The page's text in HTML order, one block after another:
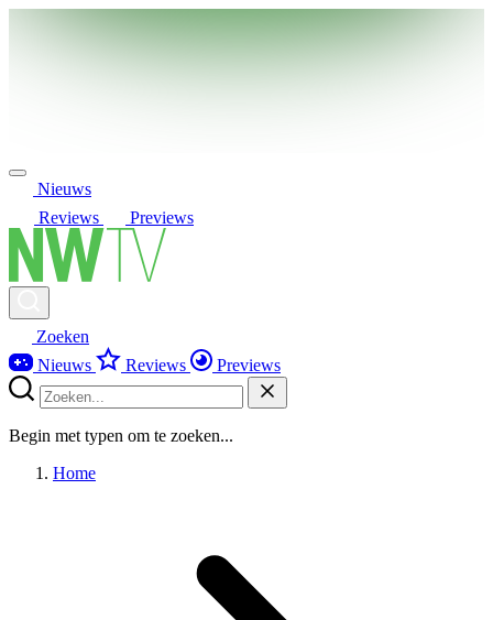
Nieuws
Reviews
Previews
Zoeken
Nieuws
Reviews Previews
Begin met typen om te zoeken...
Home